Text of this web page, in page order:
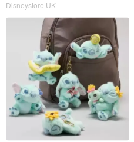
Disneystore UK